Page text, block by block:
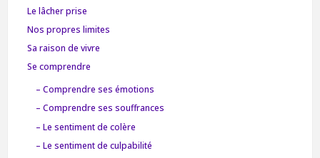
Le lâcher prise
Nos propres limites
Sa raison de vivre
Se comprendre
– Comprendre ses émotions
– Comprendre ses souffrances
– Le sentiment de colère
– Le sentiment de culpabilité